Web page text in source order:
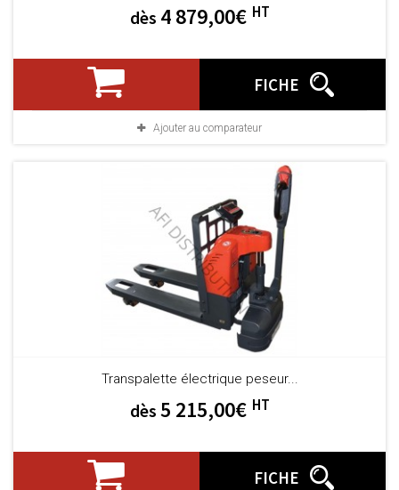
dès 4 879,00€ HT
FICHE
Ajouter au comparateur
Transpalette électrique peseur...
dès 5 215,00€ HT
FICHE